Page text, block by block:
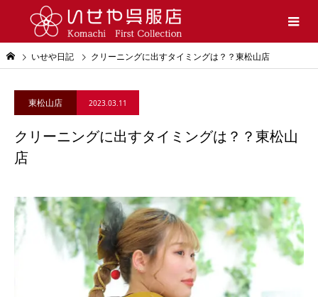
いせや日記 クリーニングに出すタイミングは？？東松山店
東松山店 2023.03.11
クリーニングに出すタイミングは？？東松山
店